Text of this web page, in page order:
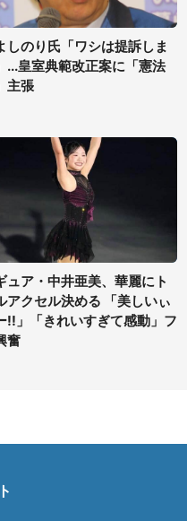
しのり氏「ワシは提訴しま
...皇室典範改正案に「憲法
主張
ュア・中井亜美、華麗にト
アクセル決める 「美しいぃ
!!」「きれいすぎて感動」フ
奮